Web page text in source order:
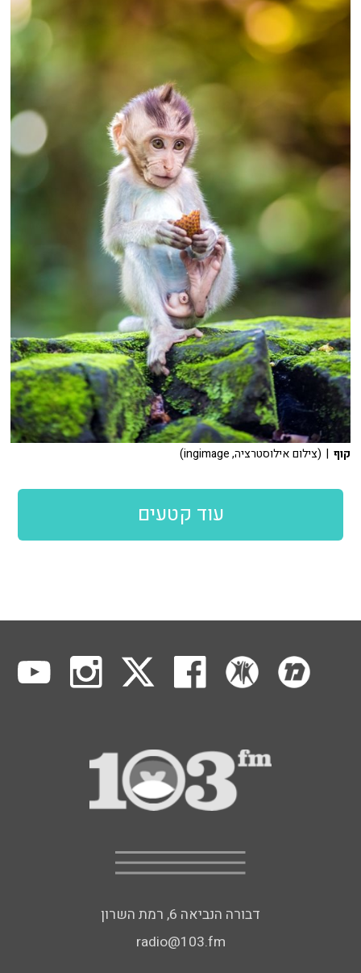
קוף | (צילום אילוסטרציה, ingimage)
עוד קטעים
דבורה הנביאה 6, רמת השרון
radio@103.fm